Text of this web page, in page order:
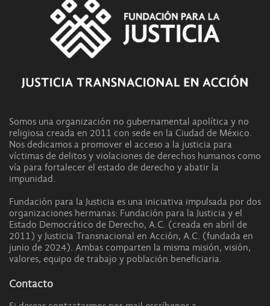
Somos una organización no gubernamental apolítica y no
religiosa creada en 2011 con sede en la Ciudad de México.
Nos dedicamos a promover el acceso a la justicia para
víctimas de delitos y violaciones de derechos humanos como
vía para fortalecer el estado de derecho y abatir la
impunidad.
Fundación para la Justicia es una iniciativa impulsada por dos
organizaciones hermanas: Fundación para la Justicia y el
Estado Democrático de Derecho, A.C. (creada en abril de
2011) y Justicia Transnacional en Acción, A.C. (fundada en
junio de 2024). Ambas comparten la misma misión, visión,
valores, equipo de trabajo y población beneficiaria.
Contacto